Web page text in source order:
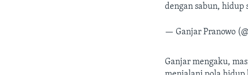
dengan sabun, hidup
— Ganjar Pranowo
Ganjar mengaku,